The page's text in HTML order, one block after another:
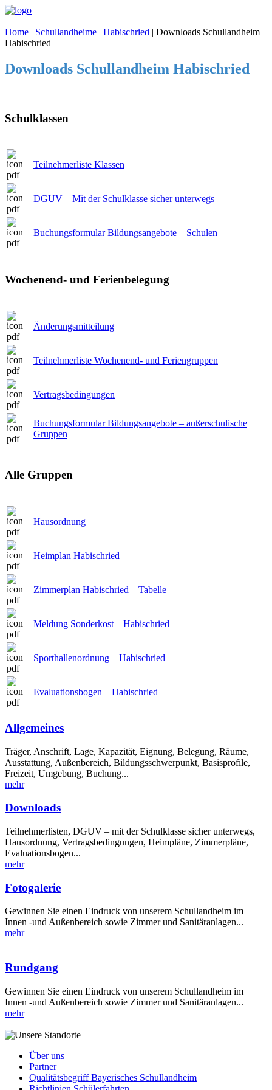
Home | Schullandheime | Habischried | Downloads Schullandheim
Habischried
Downloads Schullandheim Habischried
Schulklassen
Teilnehmerliste Klassen
DGUV – Mit der Schulklasse sicher unterwegs
Buchungsformular Bildungsangebote – Schulen
Wochenend- und Ferienbelegung
Änderungsmitteilung
Teilnehmerliste Wochenend- und Feriengruppen
Vertragsbedingungen
Buchungsformular Bildungsangebote – außerschulische
Gruppen
Alle Gruppen
Hausordnung
Heimplan Habischried
Zimmerplan Habischried – Tabelle
Meldung Sonderkost – Habischried
Sporthallenordnung – Habischried
Evaluationsbogen – Habischried
Allgemeines
Träger, Anschrift, Lage, Kapazität, Eignung, Belegung, Räume,
Ausstattung, Außenbereich, Bildungsschwerpunkt, Basisprofile,
Freizeit, Umgebung, Buchung...
mehr
Downloads
Teilnehmerlisten, DGUV – mit der Schulklasse sicher unterwegs,
Hausordnung, Vertragsbedingungen, Heimpläne, Zimmerpläne,
Evaluationsbogen...
mehr
Fotogalerie
Gewinnen Sie einen Eindruck von unserem Schullandheim im
Innen -und Außenbereich sowie Zimmer und Sanitäranlagen...
mehr
Rundgang
Gewinnen Sie einen Eindruck von unserem Schullandheim im
Innen -und Außenbereich sowie Zimmer und Sanitäranlagen...
mehr
Über uns
Partner
Qualitätsbegriff Bayerisches Schullandheim